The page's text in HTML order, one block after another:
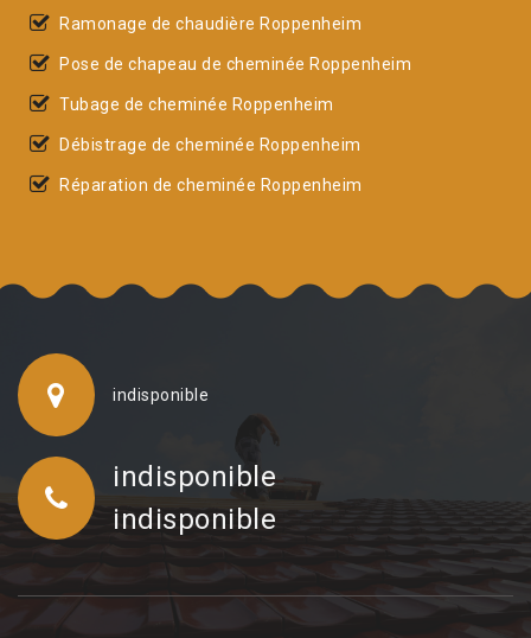
Ramonage de chaudière Roppenheim
Pose de chapeau de cheminée Roppenheim
Tubage de cheminée Roppenheim
Débistrage de cheminée Roppenheim
Réparation de cheminée Roppenheim
indisponible
indisponible
indisponible